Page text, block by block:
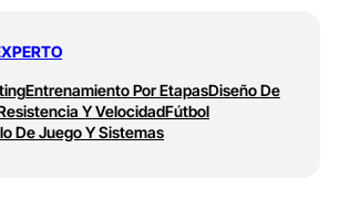
Entrenamiento Por EtapasDiseño De
Y VelocidadFútbol
De Juego Y Sistemas